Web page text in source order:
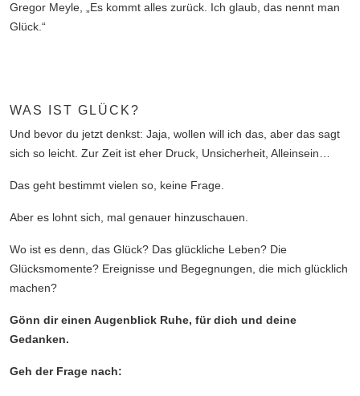
Gregor Meyle, „Es kommt alles zurück. Ich glaub, das nennt man
Glück.“
WAS IST GLÜCK?
Und bevor du jetzt denkst: Jaja, wollen will ich das, aber das sagt
sich so leicht. Zur Zeit ist eher Druck, Unsicherheit, Alleinsein…
Das geht bestimmt vielen so, keine Frage.
Aber es lohnt sich, mal genauer hinzuschauen.
Wo ist es denn, das Glück? Das glückliche Leben? Die
Glücksmomente? Ereignisse und Begegnungen, die mich glücklich
machen?
Gönn dir einen Augenblick Ruhe, für dich und deine
Gedanken.
Geh der Frage nach: